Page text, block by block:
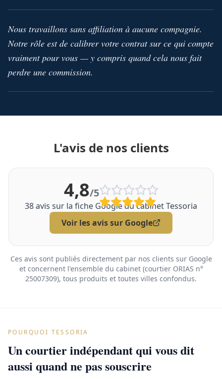
Nous travaillons sans affiliation à aucune compagnie.
Notre rôle est de calibrer votre contrat sur ce qui compte
vraiment pour vous — y compris quand cela nous fait
perdre une commission.
L'avis de nos clients
4,8/5
38avis sur la fiche Google du cabinet Tessoria
Voir les avis sur Google
Ces avis sont publiés directement par nos clients sur Google
et concernent l'ensemble du cabinet (courtier ORIAS n°
25007309), tous produits et toutes villes confondus.
POURQUOI TESSORIA
Un courtier indépendant qui vous dit
aussi quand ne pas souscrire